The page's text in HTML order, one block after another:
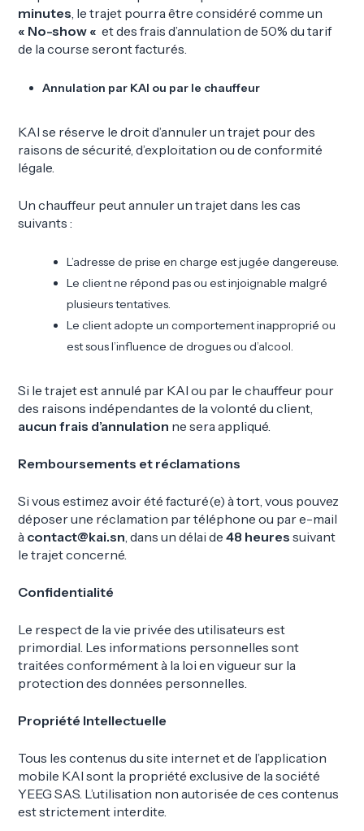
minutes , le trajet pourra être considéré comme un
« No-show « et des frais d’annulation de 50% du tarif
de la course seront facturés.
Annulation par KAI ou par le chauffeur
KAI se réserve le droit d’annuler un trajet pour des
raisons de sécurité, d’exploitation ou de conformité
légale.
Un chauffeur peut annuler un trajet dans les cas
suivants :
L’adresse de prise en charge est jugée dangereuse.
Le client ne répond pas ou est injoignable malgré
plusieurs tentatives.
Le client adopte un comportement inapproprié ou
est sous l’influence de drogues ou d’alcool.
Si le trajet est annulé par KAI ou par le chauffeur pour
des raisons indépendantes de la volonté du client,
aucun frais d’annulation ne sera appliqué.
Remboursements et réclamations
Si vous estimez avoir été facturé(e) à tort, vous pouvez
déposer une réclamation par téléphone ou par e-mail
à contact@kai.sn , dans un délai de48 heures suivant
le trajet concerné.
Confidentialité
Le respect de la vie privée des utilisateurs est
primordial. Les informations personnelles sont
traitées conformément à la loi en vigueur sur la
protection des données personnelles.
Propriété Intellectuelle
Tous les contenus du site internet et de l’application
mobile KAI sont la propriété exclusive de la société
YEEG SAS. L’utilisation non autorisée de ces contenus
est strictement interdite.